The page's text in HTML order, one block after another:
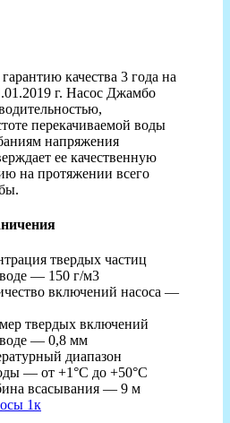
качества 3 года на
г. Насос Джамбо
перекачиваемой воды
напряжения
ее качественную
на протяжении всего
твердых частиц
— 150 г/м3
включений насоса —
твердых включений
воде — 0,8 мм
диапазон
— от +1°С до +50°С
всасывания — 9 м
1к